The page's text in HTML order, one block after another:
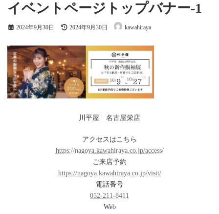
イベントページトップバナー-1
2024年9月30日
最
新
日
時
:
2024年9月30日 kawahiraya
川平屋 名古屋栄店
アクセスはこちら
https://nagoya.kawahiraya.co.jp/access/
ご来店予約
https://nagoya.kawahiraya.co.jp/visit/
電話番号
052-211-8411
Web